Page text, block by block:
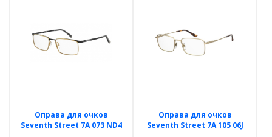
Оправа для очков
Seventh Street 7A 073 ND4
Оправа для очков
Seventh Street 7A 105 06J